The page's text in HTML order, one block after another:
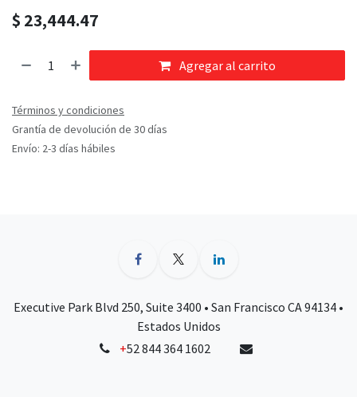
$ 23,444.47
Agregar al carrito
Términos y condiciones
Grantía de devolución de 30 días
Envío: 2-3 días hábiles
Executive Park Blvd 250, Suite 3400 • San Francisco CA 94134 •
Estados Unidos
+52 844 364 1602